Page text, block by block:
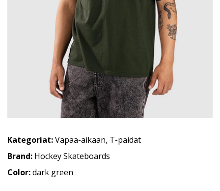
Kategoriat:Vapaa-aikaan, T-paidat
Brand: Hockey Skateboards
Color:dark green